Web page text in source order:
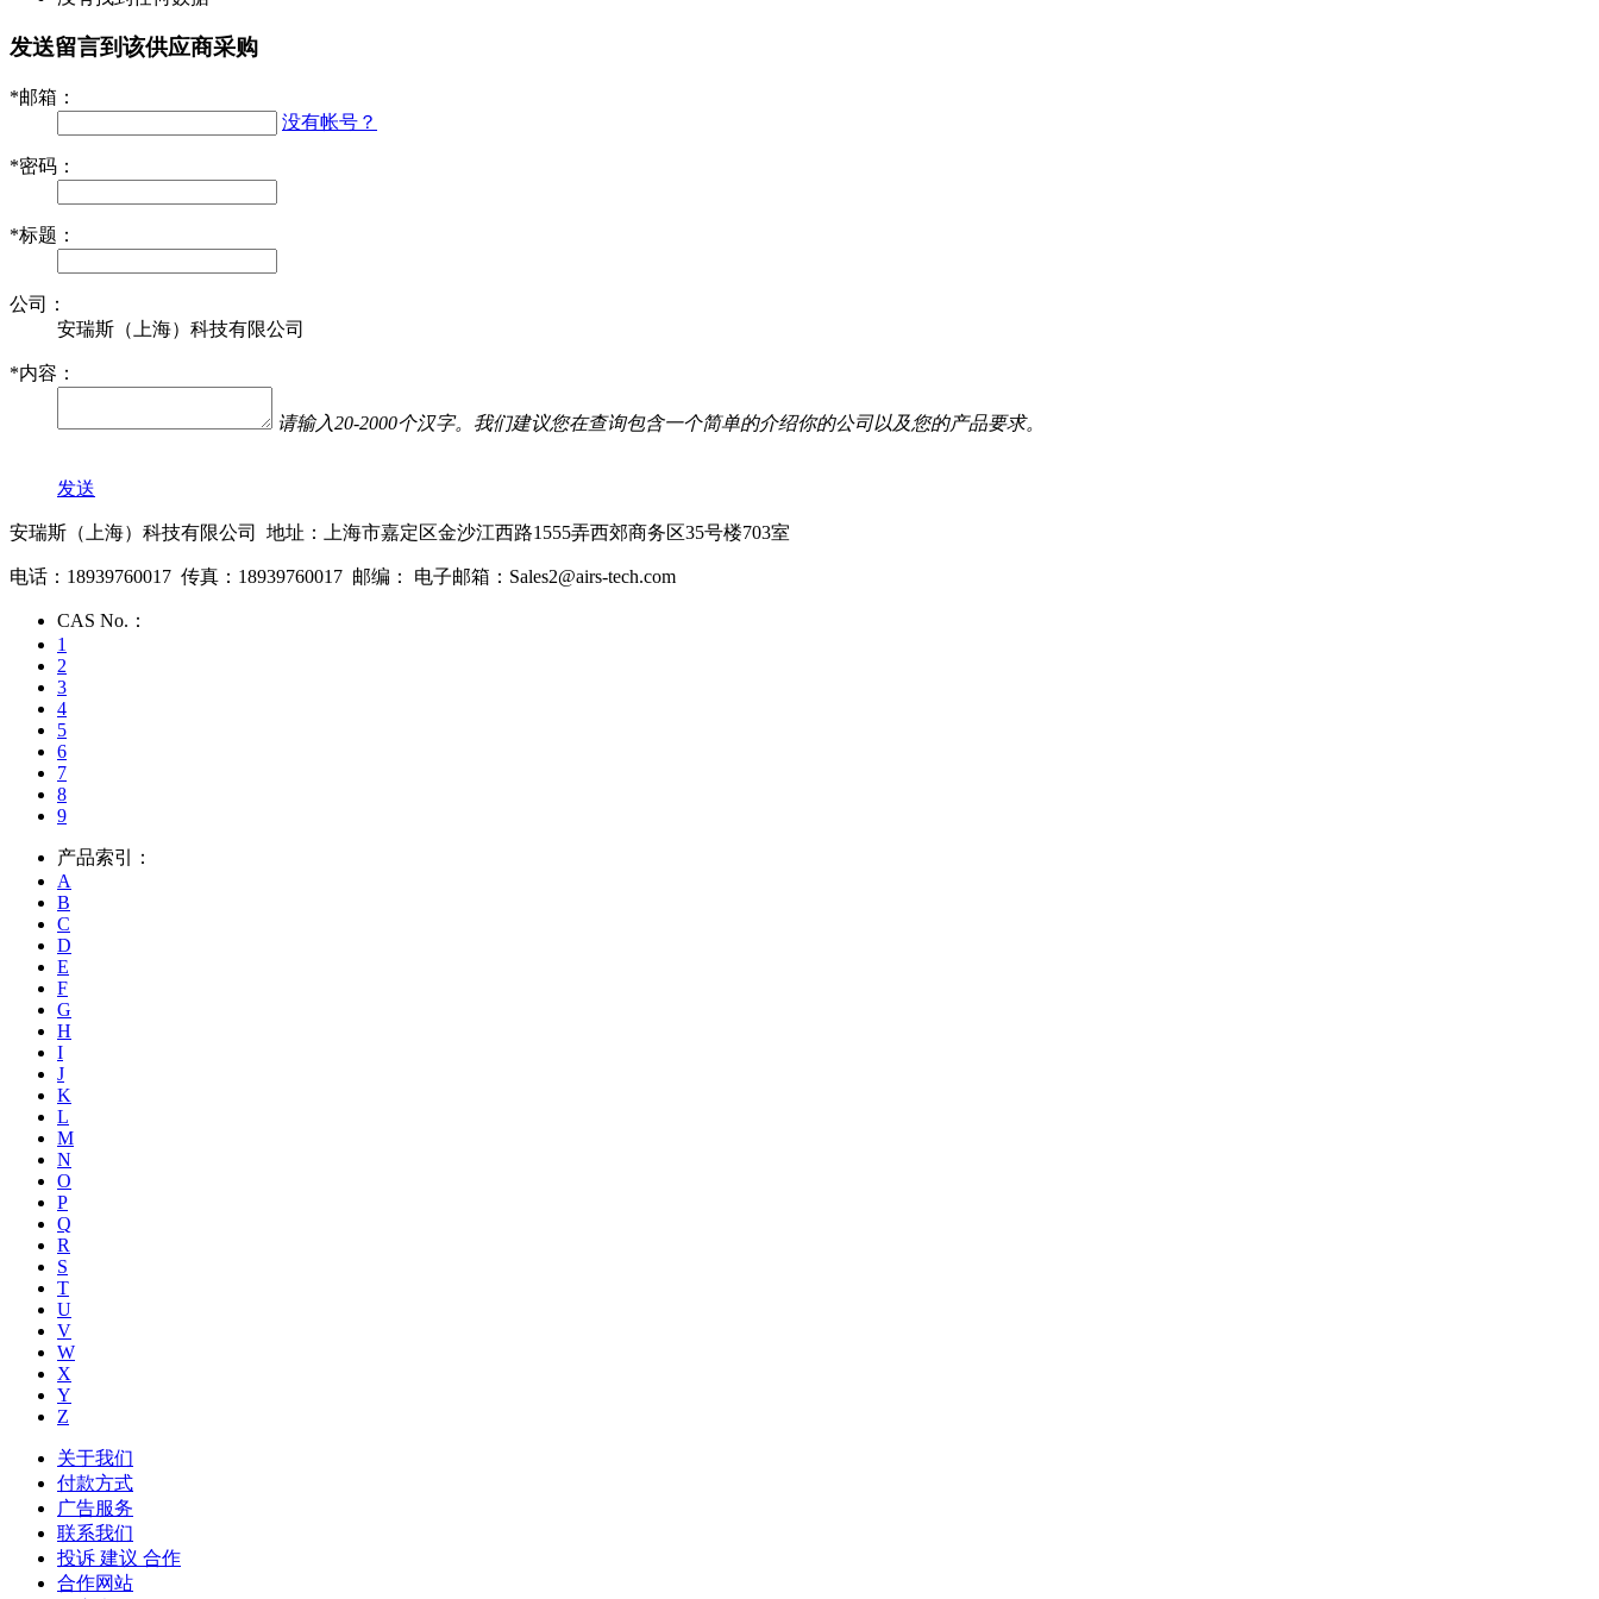
发送留言到该供应商采购
*邮箱：
没有帐号？
*密码：
*标题：
公司：
安瑞斯（上海）科技有限公司
*内容：
请输入20-2000个汉字。我们建议您在查询包含一个简单的介绍你的公司以及您的产品要求。
发送
安瑞斯（上海）科技有限公司 地址：上海市嘉定区金沙江西路1555弄西郊商务区35号楼703室
电话：18939760017 传真：18939760017 邮编： 电子邮箱：Sales2@airs-tech.com
CAS No.：
1
2
3
4
5
6
7
8
9
产品索引：
A
B
C
D
E
F
G
H
I
J
K
L
M
N
O
P
Q
R
S
T
U
V
W
X
Y
Z
关于我们
付款方式
广告服务
联系我们
投诉 建议 合作
合作网站